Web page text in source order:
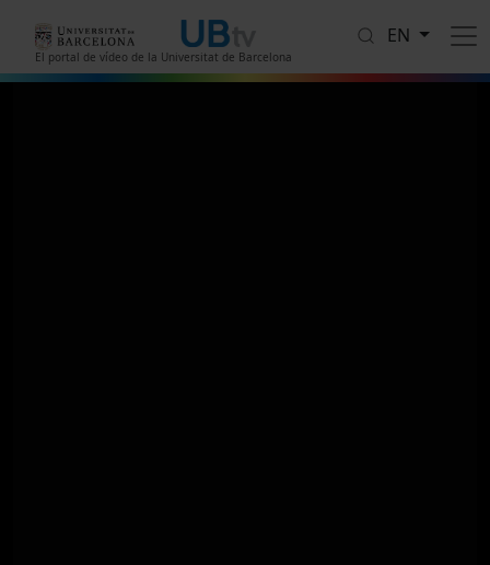
El portal de vídeo de la Universitat de Barcelona
EN